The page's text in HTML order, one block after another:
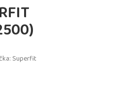
Superfit